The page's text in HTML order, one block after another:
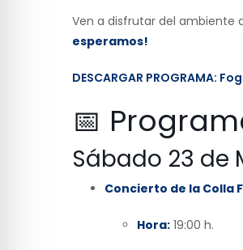
Ven a disfrutar del ambiente
esperamos!
DESCARGAR PROGRAMA:
📅
Sábado 23 de
Concierto de la Colla
Hora: 19:00 h.